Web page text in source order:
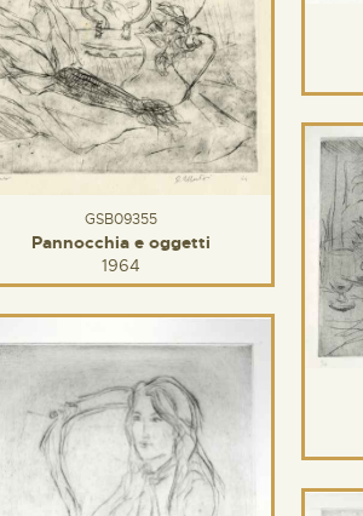
GSB09355
Pannocchia e oggetti
1964